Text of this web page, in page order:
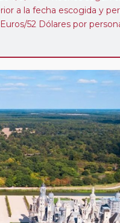
a la fecha escogida y
52 Dólares por
a los pasajeros que
o los que estén en